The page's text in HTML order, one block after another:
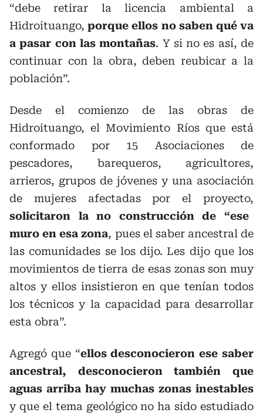
“debe retirar la licencia ambiental a
Hidroituango,porque ellos no saben qué va
a pasar con las montañas. Y si no es así, de
continuar con la obra, deben reubicar a la
población”.
Desde el comienzo de las obras de
Hidroituango, el Movimiento Ríos que está
conformado por 15 Asociaciones de
pescadores, barequeros, agricultores,
arrieros, grupos de jóvenes y una asociación
de mujeres afectadas por el proyecto,
solicitaron la no construcción de “ese
muro en esa zona, pues el saber ancestral de
las comunidades se los dijo. Les dijo que los
movimientos de tierra de esas zonas son muy
altos y ellos insistieron en que tenían todos
los técnicos y la capacidad para desarrollar
esta obra”.
Agregó que “ellos desconocieron ese saber
ancestral, desconocieron también que
aguas arriba hay muchas zonas inestables
y que el tema geológico no ha sido estudiado